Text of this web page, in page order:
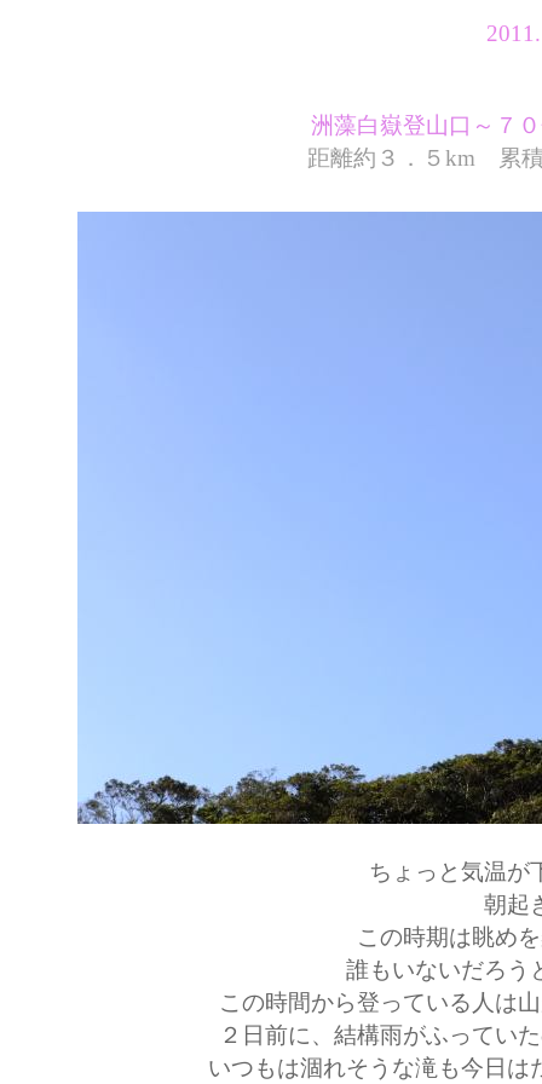
洲藻白嶽登山口～７
距離約３．５km 累
ちょっと気温が
朝起
この時期は眺め
誰もいないだろう
この時間から登っている人は
２日前に、結構雨がふってい
いつもは涸れそうな滝も今日